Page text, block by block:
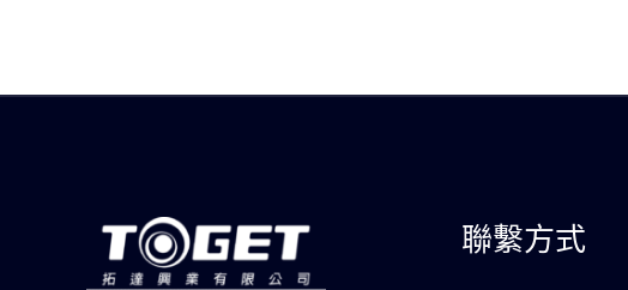
聯繫方式